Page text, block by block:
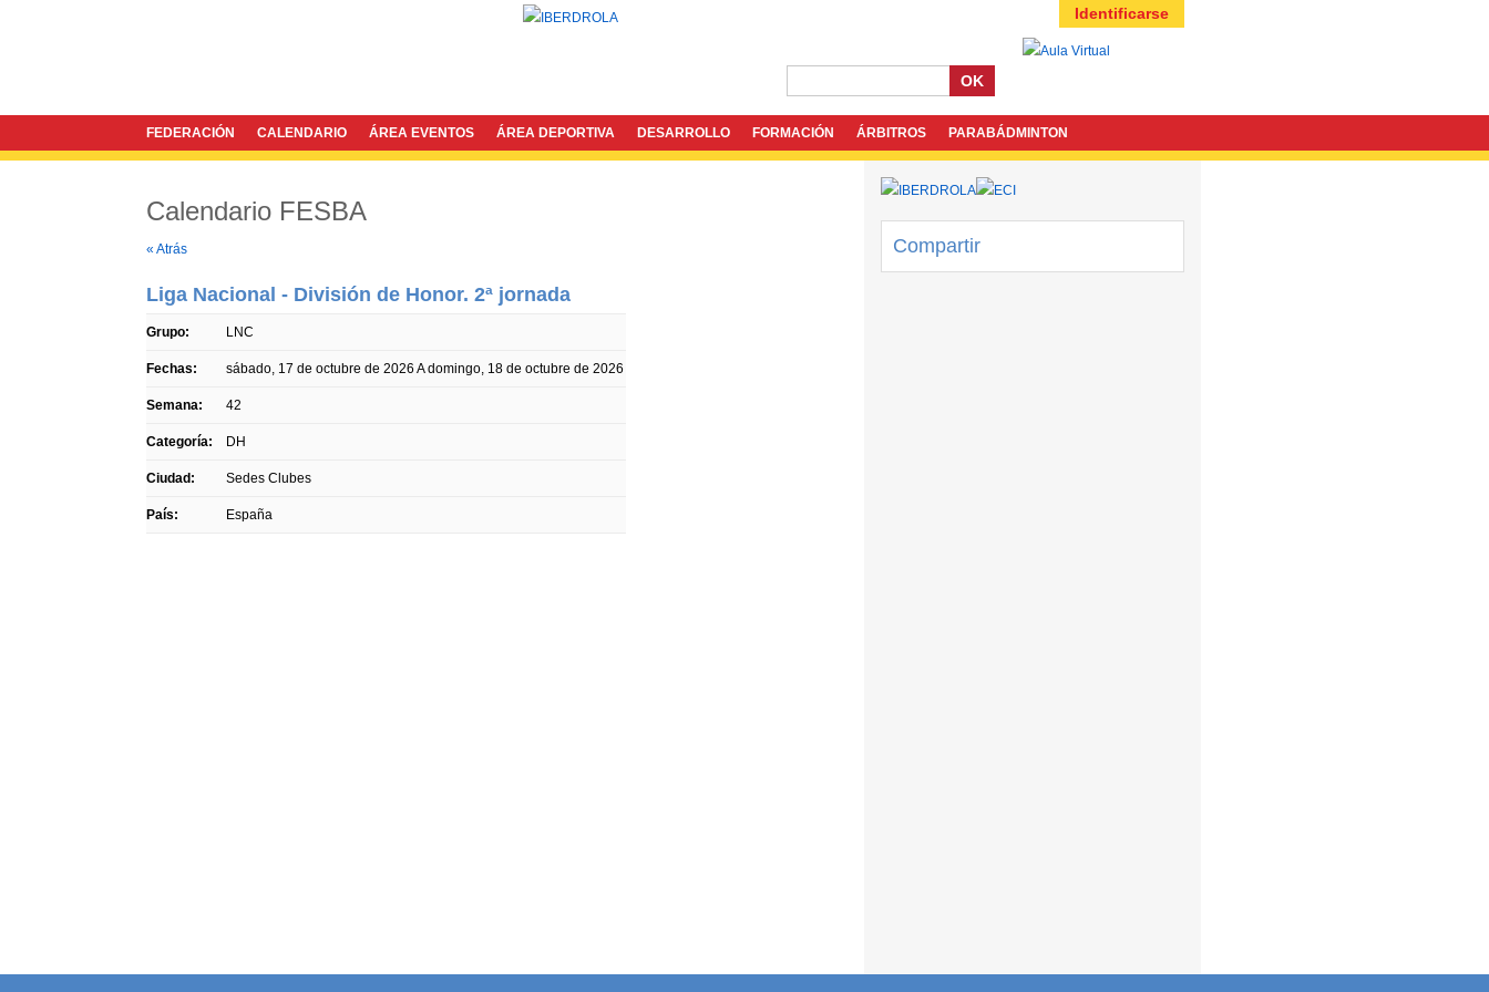
Identificarse
OK
FEDERACIÓN CALENDARIO ÁREA EVENTOS ÁREA DEPORTIVA DESARROLLO FORMACIÓN ÁRBITROS PARABÁDMINTON
Calendario FESBA
« Atrás
Liga Nacional - División de Honor. 2ª jornada
Grupo: LNC
Fechas: sábado, 17 de octubre de 2026 Adomingo, 18 de octubre de 2026
Semana: 42
Categoría: DH
Ciudad: Sedes Clubes
País: España
Compartir